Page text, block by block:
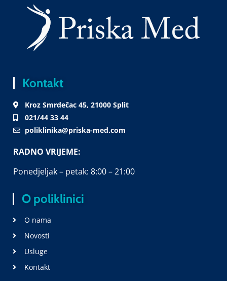
Kontakt
Kroz Smrdečac 45, 21000 Split
021/44 33 44
poliklinika@priska-med.com
RADNO VRIJEME:
Ponedjeljak – petak: 8:00 – 21:00
O poliklinici
O nama
Novosti
Usluge
Kontakt